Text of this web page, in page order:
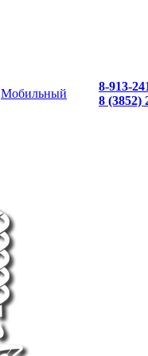
Мобильный
8-913-
8 (3852)